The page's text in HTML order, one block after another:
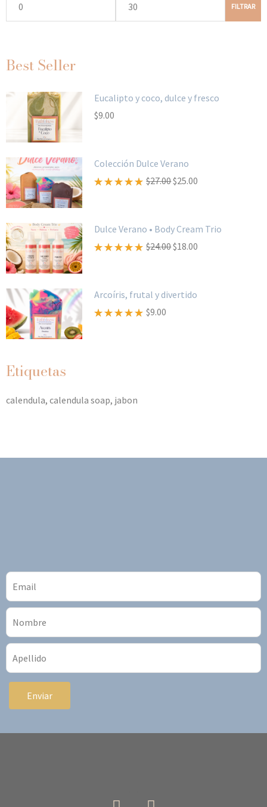
FILTRAR
Best Seller
Eucalipto y coco, dulce y fresco
$9.00
Colección Dulce Verano
$27.00$25.00
Dulce Verano • Body Cream Trio
$24.00$18.00
Arcoíris, frutal y divertido
$9.00
Etiquetas
calendula calendula soap jabon
Enviar